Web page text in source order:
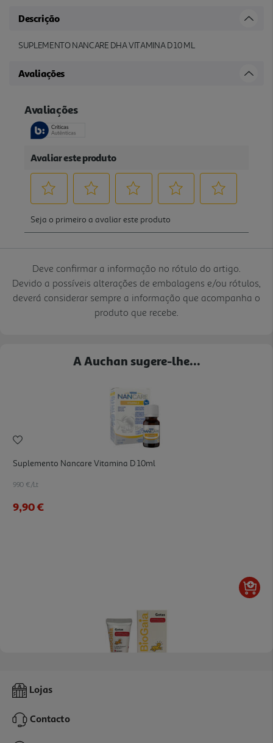
Descrição
SUPLEMENTO NANCARE DHA VITAMINA D 10 ML
Avaliações
Deve confirmar a informação no rótulo do artigo.
Devido a possíveis alterações de embalagens e/ou rótulos,
deverá considerar sempre a informação que acompanha o
produto que recebe.
A Auchan sugere-lhe...
Suplemento Nancare Vitamina D 10ml
990 €/Lt
9,90 €
Suplemento Biogaia Gotas Infantis 5ml
20,85 €
Lojas
Contacto